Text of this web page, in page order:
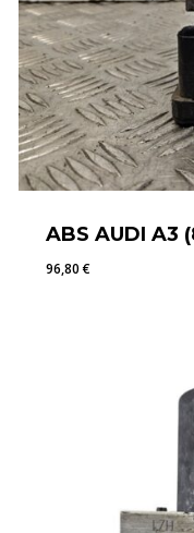
ABS AUDI A3
96,80€